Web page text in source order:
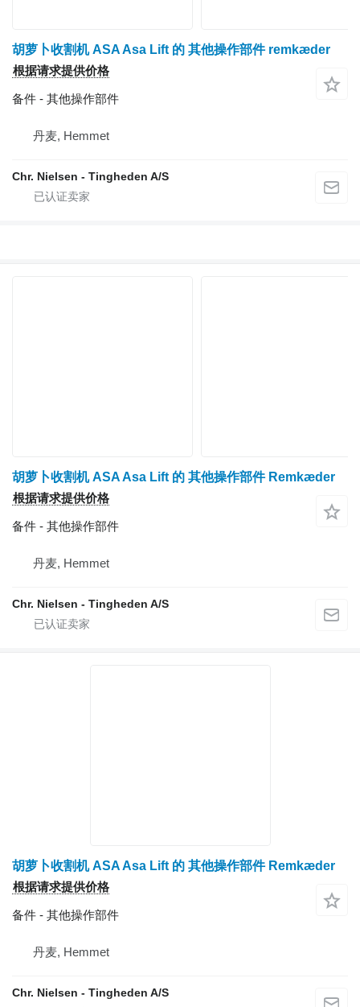
胡萝卜收割机 ASA Asa Lift 的 其他操作部件 remkæder
根据请求提供价格
备件 - 其他操作部件
丹麦, Hemmet
Chr. Nielsen - Tingheden A/S
胡萝卜收割机 ASA Asa Lift 的 其他操作部件 Remkæder
根据请求提供价格
备件 - 其他操作部件
丹麦, Hemmet
Chr. Nielsen - Tingheden A/S
胡萝卜收割机 ASA Asa Lift 的 其他操作部件 Remkæder
根据请求提供价格
备件 - 其他操作部件
丹麦, Hemmet
Chr. Nielsen - Tingheden A/S